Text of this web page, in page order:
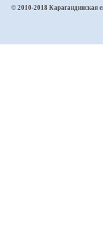
© 2010-2018 Карагандинская